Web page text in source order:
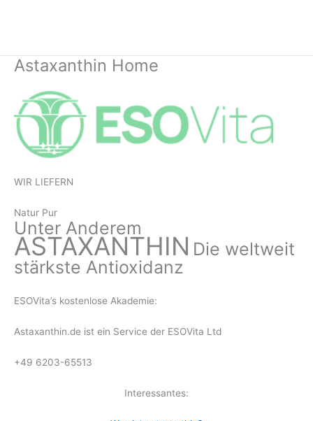
Astaxanthin Home
WIR LIEFERN
Natur Pur
Unter Anderem
ASTAXANTHIN Die weltweit
stärkste Antioxidanz
ESOVita’s kostenlose Akademie:
Astaxanthin.de ist ein Service der ESOVita Ltd
+49 6203-65513
Interessantes: